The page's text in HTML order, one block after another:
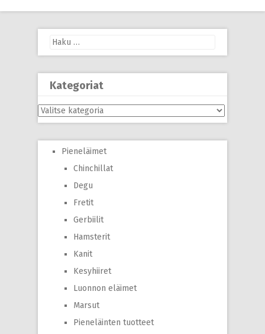
Haku:
Kategoriat
Kategoriat
Pieneläimet
Chinchillat
Degu
Fretit
Gerbiilit
Hamsterit
Kanit
Kesyhiiret
Luonnon eläimet
Marsut
Pieneläinten tuotteet